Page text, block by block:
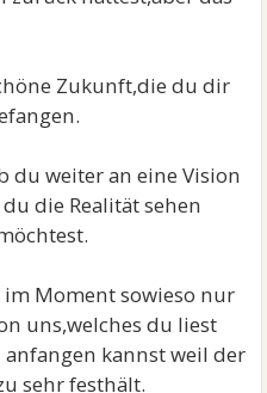
Zukunft,die du dir
du weiter an eine Vision
die Realität sehen
im Moment sowieso nur
uns,welches du liest
kannst weil der
sehr festhält.